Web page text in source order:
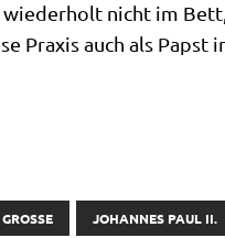
wie­der­holt nicht im
Pra­xis auch als Papst
JOHANNES PAUL II.